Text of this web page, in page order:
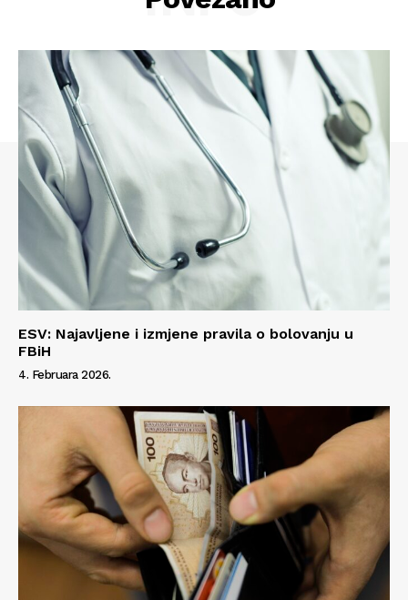
Kontakt
Impressum
ESV: Najavljene i izmjene pravila o bolovanju u
FBiH
4. Februara 2026.